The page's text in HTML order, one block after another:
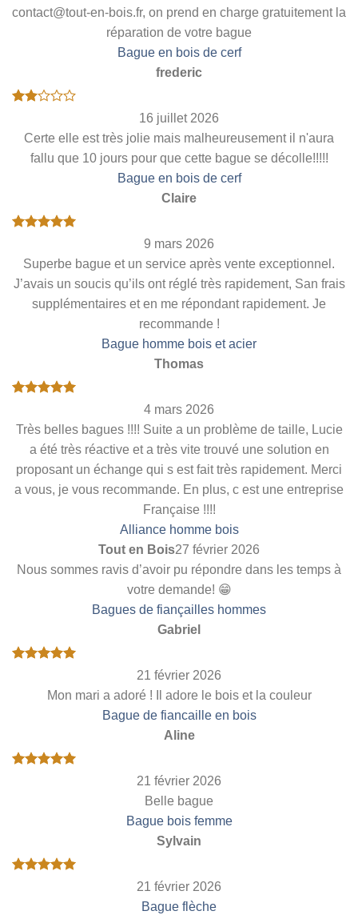
contact@tout-en-bois.fr, on prend en charge gratuitement la
réparation de votre bague
Bague en bois de cerf
frederic
sur
16 juillet 2026
Certe elle est très jolie mais malheureusement il n'aura
fallu que 10 jours pour que cette bague se décolle!!!!!
Bague en bois de cerf
Claire
9 mars 2026
Superbe bague et un service après vente exceptionnel.
J’avais un soucis qu’ils ont réglé très rapidement, San frais
supplémentaires et en me répondant rapidement. Je
recommande !
Bague homme bois et acier
Thomas
4 mars 2026
Très belles bagues !!!! Suite a un problème de taille, Lucie
a été très réactive et a très vite trouvé une solution en
proposant un échange qui s est fait très rapidement. Merci
a vous, je vous recommande. En plus, c est une entreprise
Française !!!!
Alliance homme bois
Tout en Bois27 février 2026
Nous sommes ravis d’avoir pu répondre dans les temps à
votre demande! 😁
Bagues de fiançailles hommes
Gabriel
21 février 2026
Mon mari a adoré ! Il adore le bois et la couleur
Bague de fiancaille en bois
Aline
21 février 2026
Belle bague
Bague bois femme
Sylvain
21 février 2026
Bague flèche